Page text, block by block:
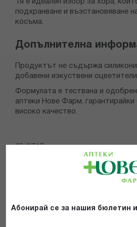
Абонирай се за нашия бюлетин
Тя е идеален избор за хора,
подхранване и възстановяване
косъма.
Допълнителна
Продуктът не съдържа
добавени изкуствени
Формулата е тествана и
аптеки Нове Фарм, гарантирайки
високо качество.
НАЧИН НА УПОТРЕБА